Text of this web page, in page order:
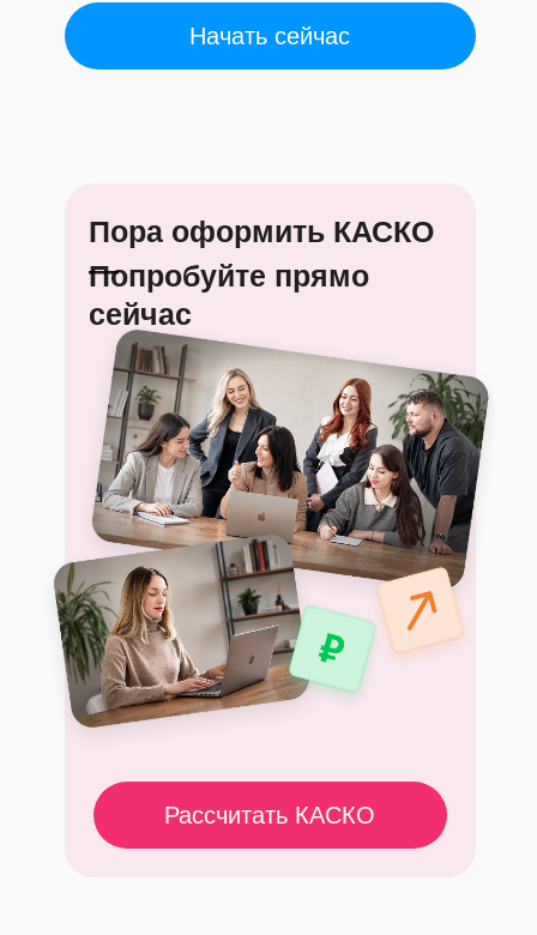
Начать сейчас
Пора оформить КАСКО
—
Попробуйте прямо
сейчас
Рассчитать КАСКО